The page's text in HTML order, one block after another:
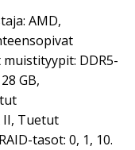
AMD,
DDR5-
GB,
II, Tuetut
tasot: 0, 1, 10.